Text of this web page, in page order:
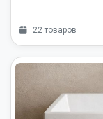
22 товаров